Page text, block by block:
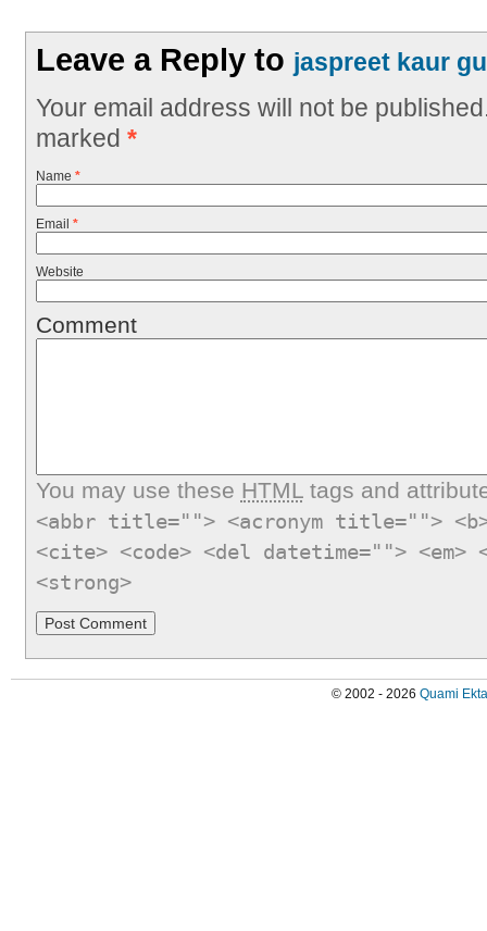
Leave a Reply to jaspreet kaur
Your email address will not be
marked *
Name *
Email *
Website
Comment
You may use these HTML tags and
<abbr title=""> <acronym title="">
<cite> <code> <del datetime="">
<strong>
© 2002 - 2026 Quami